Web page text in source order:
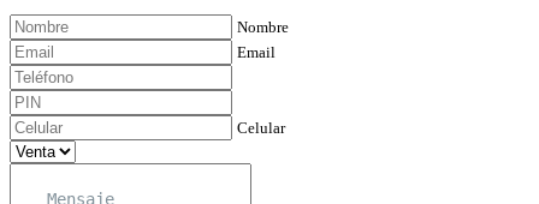
Nombre
Email
Celular